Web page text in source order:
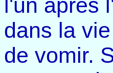
l'un après
dans la
de vomir.